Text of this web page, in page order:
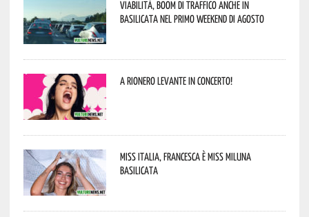
Viabilità, boom di traffico anche in
Basilicata nel primo weekend di agosto
A Rionero Levante in concerto!
Miss Italia, Francesca è Miss Miluna
Basilicata